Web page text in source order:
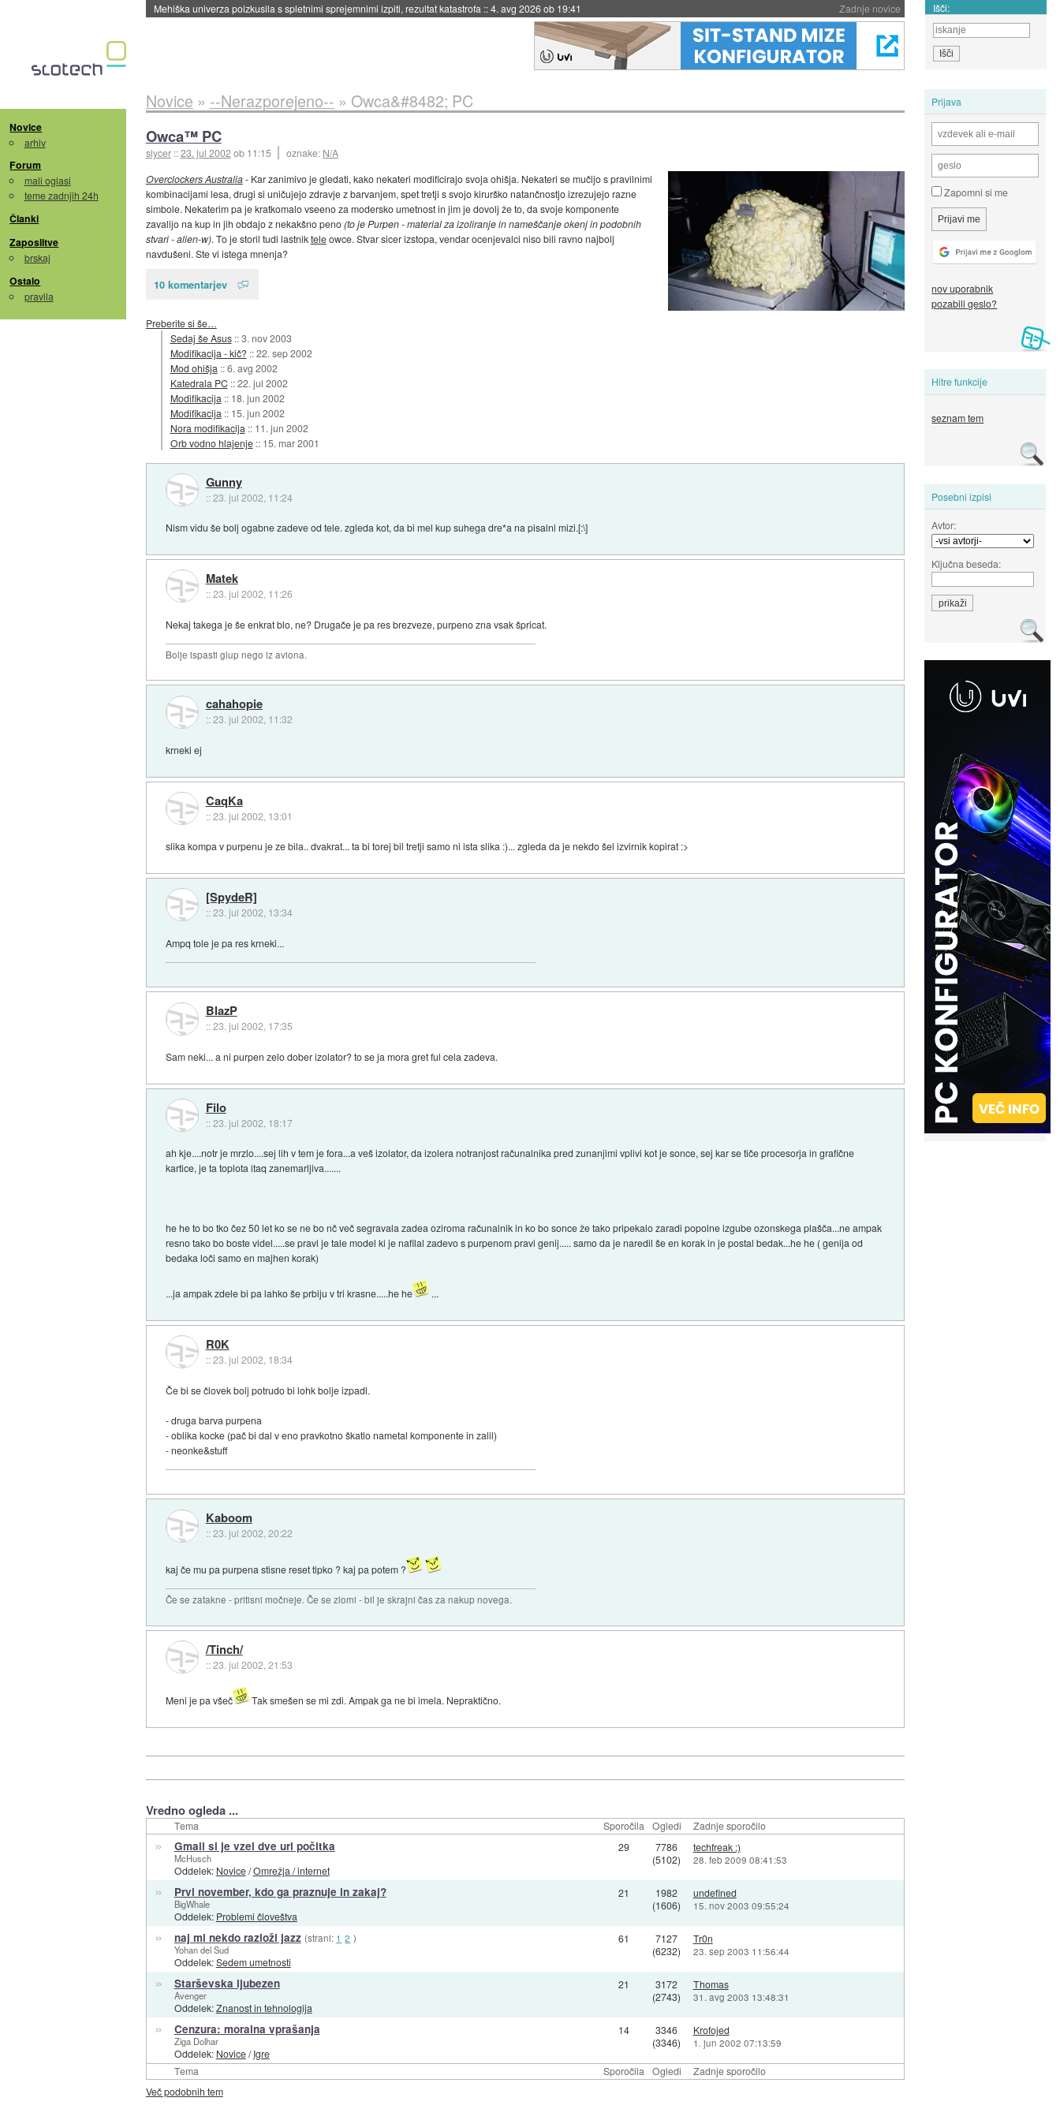
Zadnje novice
Mehiška univerza poizkusila s spletnimi sprejemnimi izpiti, rezultat katastrofa ::4. avg 2026 ob 19:41 Išči:
Novice
arhiv
Forum
mali oglasi
teme zadnjih 24h
Članki
Zaposlitve
brskaj
Ostalo
pravila
Prijava
Zapomni si me
nov uporabnik
pozabili geslo?
Hitre funkcije
seznam tem
Posebni izpisi
Avtor:
Ključna beseda:
Novice » --Nerazporejeno-- » Owca&#8482; PC
Owca™ PC
slycer ::23. jul 2002ob 11:15 oznake: N/A
Overclockers Australia- Kar zanimivo je gledati, kako nekateri modificirajo svoja ohišja. Nekateri se mučijo s pravilnimi
kombinacijami lesa, drugi si uničujejo zdravje z barvanjem, spet tretji s svojo kirurško natančnostjo izrezujejo razne
simbole. Nekaterim pa je kratkomalo vseeno za modersko umetnost in jim je dovolj že to, da svoje komponente
zavalijo na kup in jih obdajo z nekakšno peno(to je Purpen - material za izoliranje in nameščanje okenj in podobnih
stvari - alien-w). To je storil tudi lastnikteleowce. Stvar sicer izstopa, vendar ocenjevalci niso bili ravno najbolj
navdušeni. Ste vi istega mnenja?
10 komentarjev
Preberite si še…
Sedaj še Asus ::3. nov 2003
Modifikacija - kič? ::22. sep 2002
Mod ohišja ::6. avg 2002
Katedrala PC ::22. jul 2002
Modifikacija :: 18. jun 2002
Modifikacija :: 15. jun 2002
Nora modifikacija :: 11. jun 2002
Orb vodno hlajenje :: 15. mar 2001
Gunny
::23. jul 2002, 11:24
Nism vidu še bolj ogabne zadeve od tele. zgleda kot, da bi mel kup suhega dre*a na pisalni mizi.[:\]
Matek
::23. jul 2002, 11:26
Nekaj takega je še enkrat blo, ne? Drugače je pa res brezveze, purpeno zna vsak špricat.
Bolje ispasti glup nego iz aviona.
cahahopie
::23. jul 2002, 11:32
krneki ej
CaqKa
::23. jul 2002, 13:01
slika kompa v purpenu je ze bila.. dvakrat... ta bi torej bil tretji samo ni ista slika :)... zgleda da je nekdo šel izvirnik kopirat :>
[SpydeR]
::23. jul 2002, 13:34
Ampq tole je pa res krneki...
BlazP
::23. jul 2002, 17:35
Sam neki... a ni purpen zelo dober izolator? to se ja mora gret ful cela zadeva.
Filo
::23. jul 2002, 18:17
ah kje....notr je mrzlo....sej lih v tem je fora...a veš izolator, da izolera notranjost računalnika pred zunanjimi vplivi kot je sonce, sej kar se tiče procesorja in grafične
kartice, je ta toplota itaq zanemarljiva.......
he he to bo tko čez 50 let ko se ne bo nč več segravala zadea oziroma računalnik in ko bo sonce že tako pripekalo zaradi popolne izgube ozonskega plašča...ne ampak
resno tako bo boste videl.....se pravi je tale model ki je nafilal zadevo s purpenom pravi genij..... samo da je naredil še en korak in je postal bedak...he he ( genija od
bedaka loči samo en majhen korak)
...ja ampak zdele bi pa lahko še prbiju v tri krasne.....he he ...
R0K
::23. jul 2002, 18:34
Če bi se človek bolj potrudo bi lohk bolje izpadl.
- druga barva purpena
- oblika kocke (pač bi dal v eno pravkotno škatlo nametal komponente in zalil)
- neonke&stuff
Kaboom
::23. jul 2002, 20:22
kaj če mu pa purpena stisne reset tipko ? kaj pa potem ?
Če se zatakne - pritisni močneje. Če se zlomi - bil je skrajni čas za nakup novega.
/Tinch/
::23. jul 2002, 21:53
Meni je pa všeč Tak smešen se mi zdi. Ampak ga ne bi imela. Nepraktično.
Vredno ogleda ...
Tema Sporočila Ogledi Zadnje sporočilo
Tema Sporočila Ogledi Zadnje sporočilo
» Gmail si je vzel dve uri počitka
McHusch
Oddelek: Novice/Omrežja / internet
29
7786
(5102)
techfreak :)
28. feb 2009 08:41:53
» Prvi november, kdo ga praznuje in zakaj?
BigWhale
Oddelek: Problemi človeštva
21
1982
(1606)
undefined
15. nov 2003 09:55:24
» naj mi nekdo razloži jazz (strani: 1 2 )
Yohan del Sud
Oddelek:Sedem umetnosti
61
7127
(6232)
Tr0n
23. sep 2003 11:56:44
» Starševska ljubezen
Avenger
Oddelek:Znanost in tehnologija
21
3172
(2743)
Thomas
31. avg 2003 13:48:31
» Cenzura: moralna vprašanja
Ziga Dolhar
Oddelek: Novice/Igre
14
3346
(3346)
Krofojed
1. jun 2002 07:13:59
Več podobnih tem